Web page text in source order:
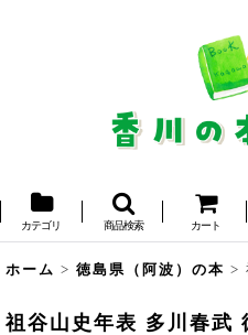
カテゴリ 商品検索 カート
ホーム > 徳島県（阿波）の本 >
祖谷山史年表 多川春武